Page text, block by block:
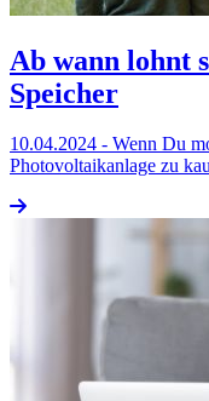
Ab wann lohnt
Speicher
10.04.2024 - Wenn Du
Photovoltaikanlage zu